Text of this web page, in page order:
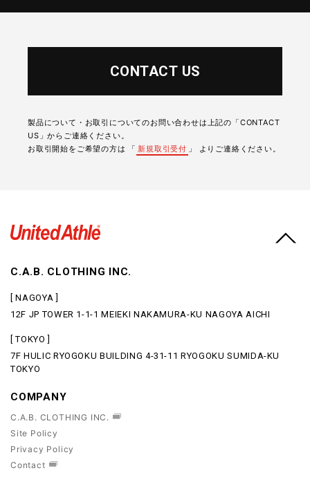
CONTACT US
製品について・お取引についてのお問い合わせは上記の「CONTACT
US」からご連絡ください。
お取引開始をご希望の方は 「 新規取引受付 」 よりご連絡ください。
C.A.B. CLOTHING INC.
[ NAGOYA ]
12F JP TOWER 1-1-1 MEIEKI NAKAMURA-KU NAGOYA AICHI
[ TOKYO ]
7F HULIC RYOGOKU BUILDING 4-31-11 RYOGOKU SUMIDA-KU
TOKYO
COMPANY
C.A.B. CLOTHING INC.
Site Policy
Privacy Policy
Contact